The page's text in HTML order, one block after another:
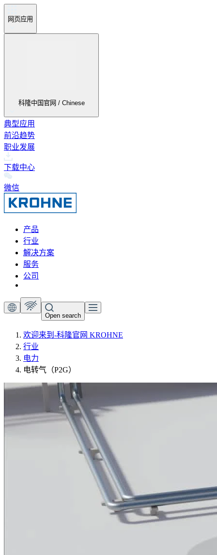
网页应用
科隆中国官网 / Chinese
典型应用
前沿趋势
职业发展
下载中心
微信
产品
行业
解决方案
服务
公司
Open search
欢迎来到-科隆官网 KROHNE
行业
电力
电转气（P2G）